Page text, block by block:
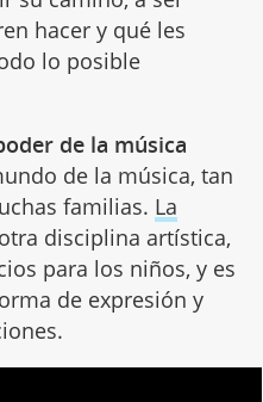
hacer y qué les
lo posible
de la música
de la música, tan
familias. La
disciplina artística,
para los niños, y es
de expresión y